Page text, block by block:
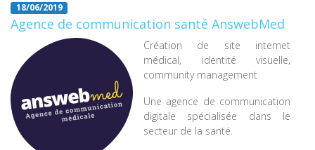
L'équipe
Consultations
Les pathologies
18/06/2019
Agence de communication santé AnswebMed
Création de site internet
médical, identité visuelle,
community management
Une agence de communication
digitale spécialisée dans le
secteur de la santé.